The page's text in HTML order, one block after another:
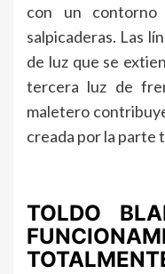
con un contorno
salpicaderas. Las
de luz que se
tercera luz de
maletero
creada por la parte
TOLDO